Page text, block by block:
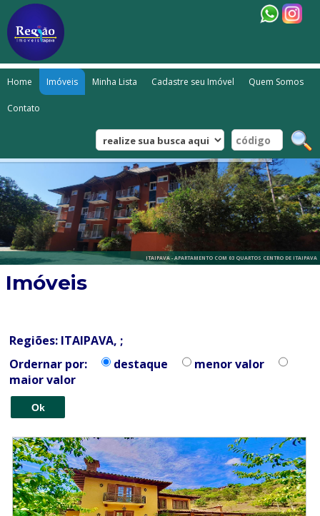
Home Imóveis Minha Lista Cadastre seu Imóvel Quem Somos
Contato
ITAIPAVA - APARTAMENTO COM 03 QUARTOS CENTRO DE ITAIPAVA
Imóveis
Regiões: ITAIPAVA, ;
Ordernar por:
destaque
menor valor
maior valor